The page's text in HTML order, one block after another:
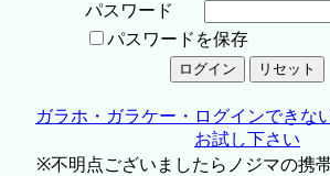
パスワード
パスワードを保存
ガラホ・ガラケー・ログインできな
お試し下さい
※不明点ございましたらノジマの携